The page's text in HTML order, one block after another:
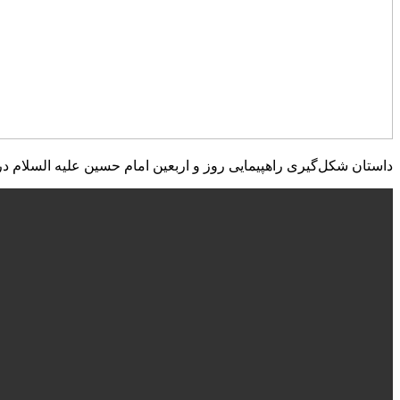
داستان شکل‌گیری راهپیمایی روز و اربعین امام حسین علیه السلام